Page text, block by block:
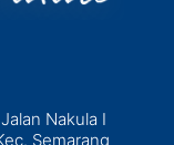
Nakula I
Semarang